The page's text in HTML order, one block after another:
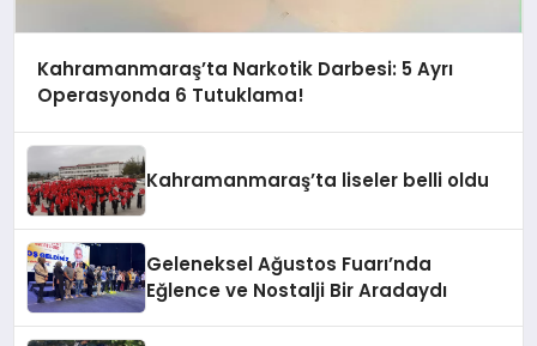
Kahramanmaraş’ta Narkotik Darbesi: 5 Ayrı
Operasyonda 6 Tutuklama!
Kahramanmaraş’ta liseler belli oldu
Geleneksel Ağustos Fuarı’nda
Eğlence ve Nostalji Bir Aradaydı